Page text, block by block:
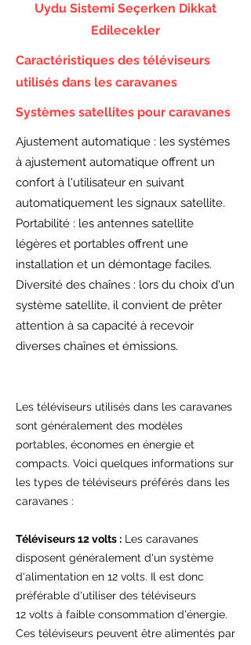
Uydu Sistemi Seçerken Dikkat
Edilecekler
Caractéristiques des téléviseurs
utilisés dans les caravanes
Systèmes satellites pour caravanes
Ajustement automatique : les systèmes
à ajustement automatique offrent un
confort à l'utilisateur en suivant
automatiquement les signaux satellite.
Portabilité : les antennes satellite
légères et portables offrent une
installation et un démontage faciles.
Diversité des chaînes : lors du choix d'un
système satellite, il convient de prêter
attention à sa capacité à recevoir
diverses chaînes et émissions.
Les téléviseurs utilisés dans les caravanes
sont généralement des modèles
portables, économes en énergie et
compacts. Voici quelques informations sur
les types de téléviseurs préférés dans les
caravanes :
Téléviseurs 12 volts : Les caravanes
disposent généralement d'un système
d'alimentation en 12 volts. Il est donc
préférable d'utiliser des téléviseurs
12 volts à faible consommation d'énergie.
Ces téléviseurs peuvent être alimentés par